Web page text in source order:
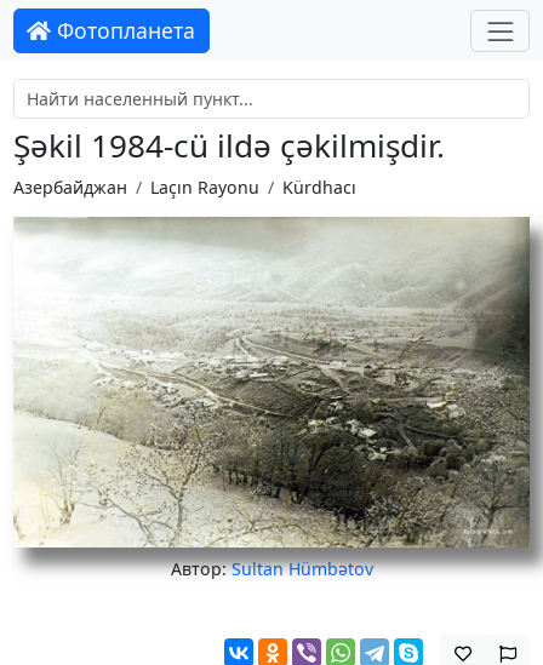
Фотопланета
Şəkil 1984-cü ildə çəkilmişdir.
Азербайджан Laçın Rayonu Kürdhacı
Автор:Sultan Hümbətov